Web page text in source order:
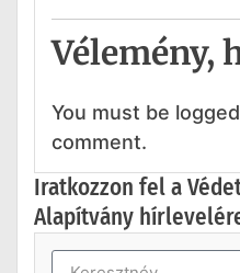
Vélemény,
You must be
comment.
Iratkozzon fel a
Alapítvány